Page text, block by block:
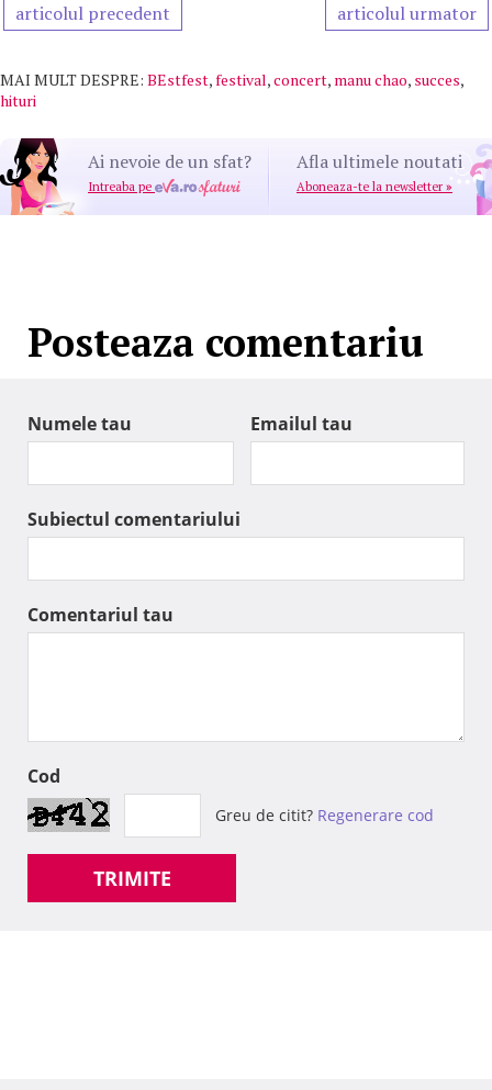
articolul precedent articolul urmator
MAI MULT DESPRE: BEstfest,festival,concert, manu chao, succes,
hituri
Ai nevoie de un sfat?
Intreaba pe
Afla ultimele noutati
Aboneaza-te la newsletter »
Posteaza comentariu
Numele tau Emailul tau
Subiectul comentariului
Comentariul tau
Cod
Greu de citit? Regenerare cod
TRIMITE